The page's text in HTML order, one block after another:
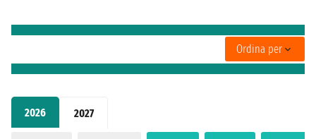
2026 2027
Ordina per